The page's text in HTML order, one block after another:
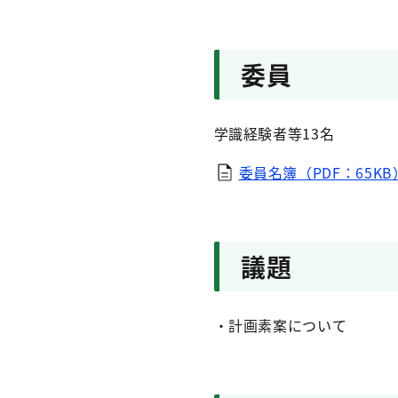
委員
学識経験者等13名
委員名簿（PDF：65KB
議題
・計画素案について